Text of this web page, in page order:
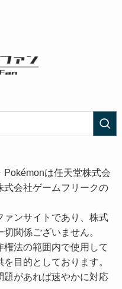
Pokémonは任天堂株式会
会社ゲームフリークの
ァンサイトであり、株式
関係ございません。
法の範囲内で使用して
目的としております。
があれば速やかに対応